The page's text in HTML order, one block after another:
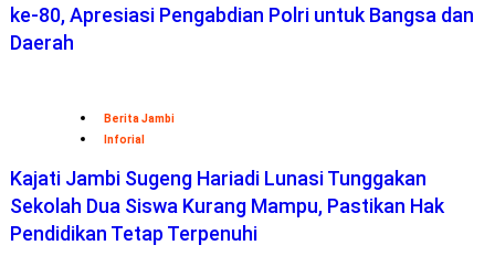
ke-80, Apresiasi Pengabdian Polri untuk Bangsa dan
Daerah
Berita Jambi
Inforial
Kajati Jambi Sugeng Hariadi Lunasi Tunggakan
Sekolah Dua Siswa Kurang Mampu, Pastikan Hak
Pendidikan Tetap Terpenuhi